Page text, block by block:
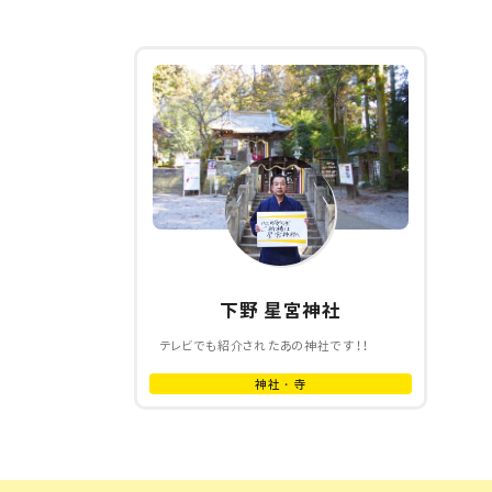
下野 星宮神社
テレビでも紹介されたあの神社です！！
神社・寺